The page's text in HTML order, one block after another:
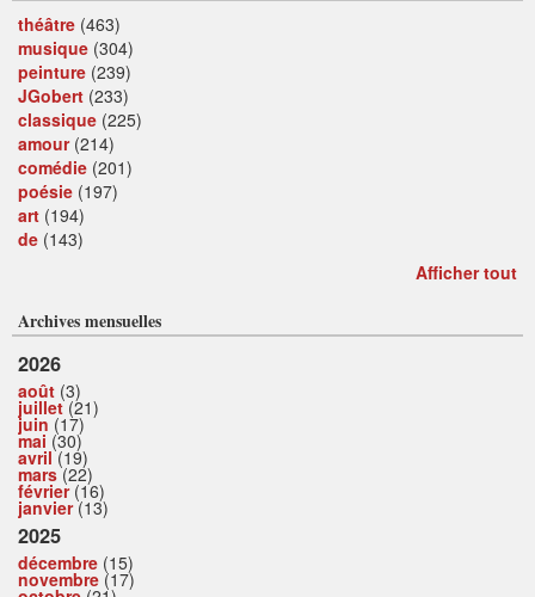
théâtre (463)
musique (304)
peinture (239)
JGobert (233)
classique (225)
amour(214)
comédie (201)
poésie (197)
art (194)
de (143)
Afficher tout
Archives mensuelles
2026
août (3)
juillet(21)
juin (17)
mai (30)
avril(19)
mars(22)
février(16)
janvier(13)
2025
décembre (15)
novembre (17)